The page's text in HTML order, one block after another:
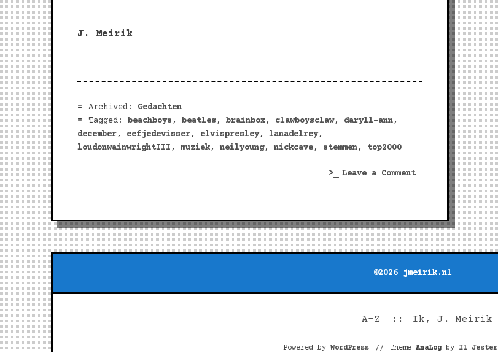
J. Meirik
Archived:
Gedachten
Tagged:
beachboys, beatles, brainbox, clawboysclaw, daryll-ann,
december, eefjedevisser, elvispresley, lanadelrey,
loudonwainwrightIII, muziek, neilyoung, nickcave, stemmen, top2000
Leave a Commenton
©2026 jmeirik.nl
A-Z Ik, J. Meirik
Powered byWordPress // ThemeAnaLogby Il Jester